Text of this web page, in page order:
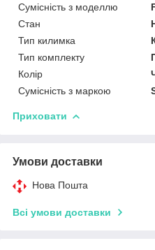
Сумісність з моделлю
Стан
Тип килимка
Тип комплекту
Колір
Сумісність з маркою
Приховати
Умови доставки
Нова Пошта
Всі умови доставки